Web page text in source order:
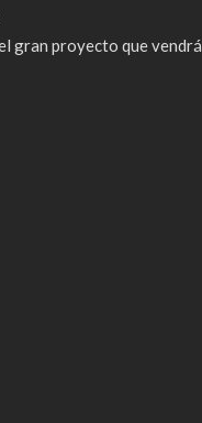
gran proyecto que vendrá